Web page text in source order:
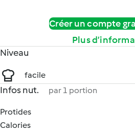
Créer un compte
Plus
Niveau
facile
Infos nut. par 1 portion
Protides
Calories